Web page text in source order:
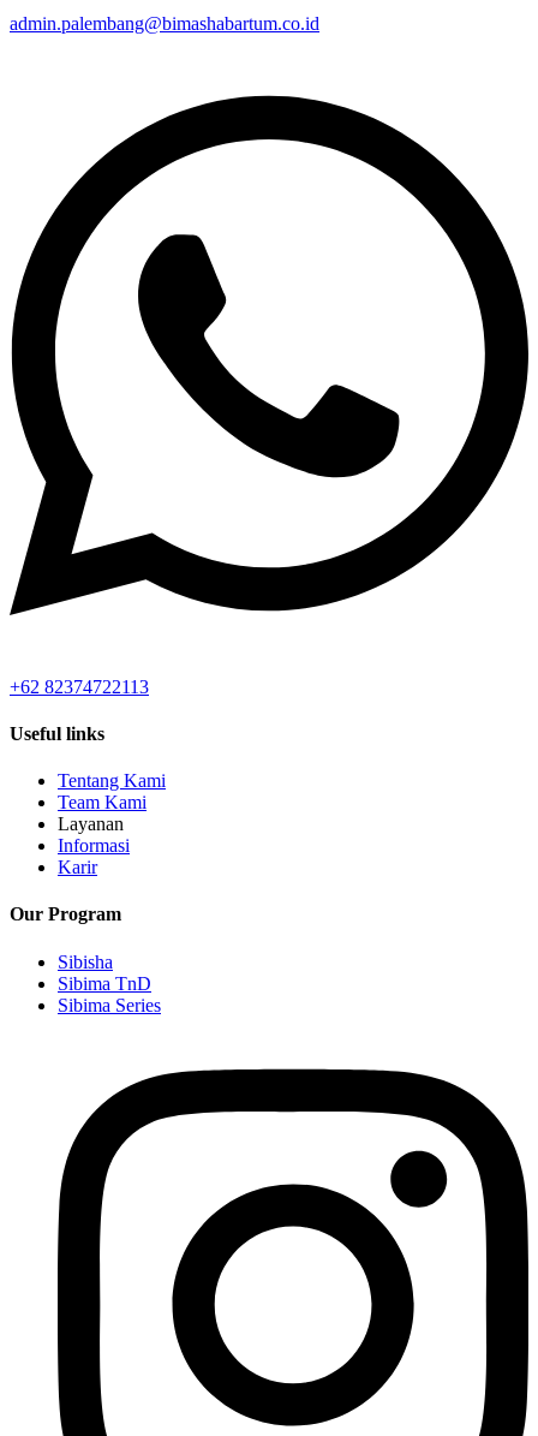
admin.palembang@bimashabartum.co.id
+62 82374722113
Useful links
Tentang Kami
Team Kami
Layanan
Informasi
Karir
Our Program
Sibisha
Sibima TnD
Sibima Series